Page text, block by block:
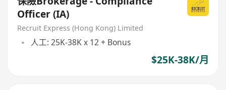
Officer (IA)
Recruit Express (Hong Kong) Limited
人工: 25K-38K x 12 + Bonus
$25K-38K/月